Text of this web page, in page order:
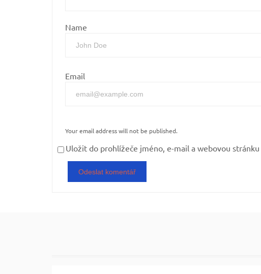
Name
Email
Your email address will not be published.
Uložit do prohlížeče jméno, e-mail a webovou